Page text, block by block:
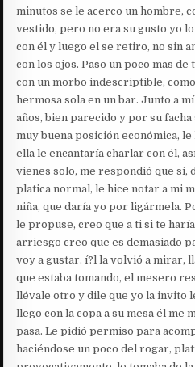
minutos se le acerco un hombre,
vestido, pero no era su gusto yo
con él y luego el se retiro, no sin
con los ojos. Paso un poco mas
con un morbo indescriptible,
hermosa sola en un bar. Junto a
años, bien parecido y por su facha
muy buena posición económica,
ella le encantaría charlar con él,
vienes solo, me respondió que si,
platica normal, le hice notar a mi
niña, que daría yo por ligármela.
le propuse, creo que a ti si te
arriesgo creo que es demasiado
voy a gustar. í?l la volvió a mirar,
que estaba tomando, el mesero
llévale otro y dile que yo la invito
llego con la copa a su mesa él me
pasa. Le pidió permiso para
haciéndose un poco del rogar,